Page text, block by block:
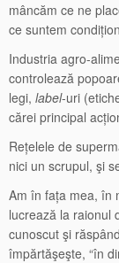
mâncăm ce ne
ce suntem
Industria agro-
controlează
legi, label-uri
cărei principal
Rețelele de
nici un scrupul, şi
Am în fața mea, în
lucrează la raionul
cunoscut şi
împărtăşeşte, “în